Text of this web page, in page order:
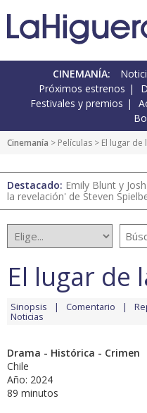
CINEMANÍA:
Próximos estrenos
Festivales y premios
Cinemanía > Películas > El lugar de
Destacado: Emily Blunt y
la revelación' de Steven
El lugar de
Sinopsis Comentario
Noticias
Drama - Histórica - Crimen
Chile
Año: 2024
89 minutos